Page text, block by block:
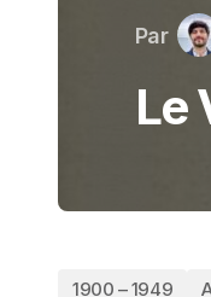
Par
Le
1900 – 1949